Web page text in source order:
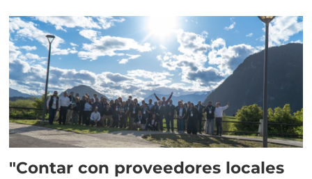
"Contar con proveedores locales